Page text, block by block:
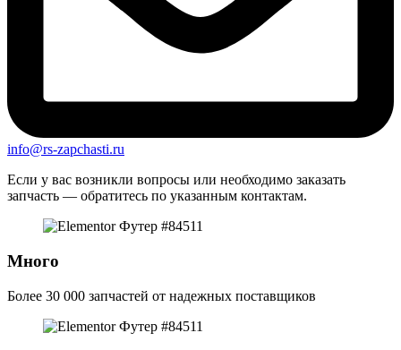
info@rs-zapchasti.ru
Если у вас возникли вопросы или необходимо заказать
запчасть — обратитесь по указанным контактам.
Много
Более 30 000 запчастей от надежных поставщиков